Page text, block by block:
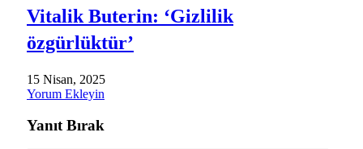
Vitalik Buterin: ‘Gizlilik
özgürlüktür’
15 Nisan, 2025
Yorum Ekleyin
Yanıt Bırak